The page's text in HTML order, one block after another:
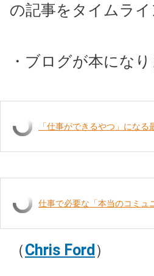
の記事をタイムラ
・ブログが本になり
「仕事ができるやつ」になる
仕事で必要な「本当のコミュ
（Chris Ford ）